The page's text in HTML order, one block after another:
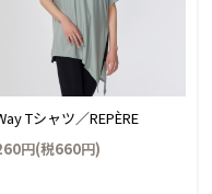
Tシャツ／REPÈRE
円(税660円)